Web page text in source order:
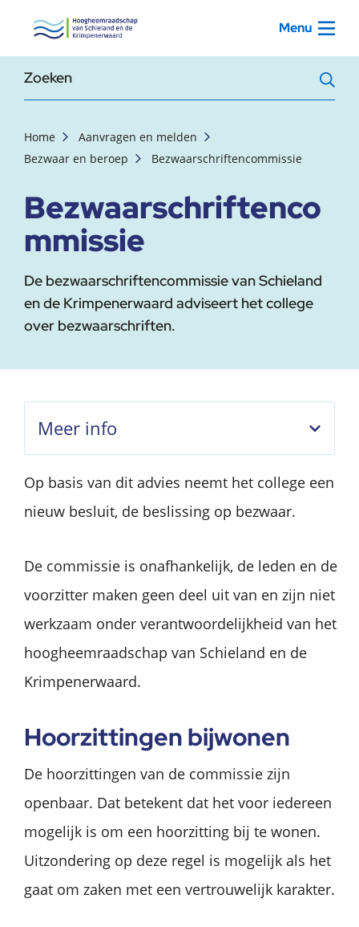
, startpagina Menu
Zoekterm
Home
Aanvragen en melden
Bezwaar en beroep
Bezwaarschriftencommissie
Bezwaarschriftenco
mmissie
De bezwaarschriftencommissie van Schieland
en de Krimpenerwaard adviseert het college
over bezwaarschriften.
Meer info
Op basis van dit advies neemt het college een
nieuw besluit, de beslissing op bezwaar.
De commissie is onafhankelijk, de leden en de
voorzitter maken geen deel uit van en zijn niet
werkzaam onder verantwoordelijkheid van het
hoogheemraadschap van Schieland en de
Krimpenerwaard.
Hoorzittingen bijwonen
De hoorzittingen van de commissie zijn
openbaar. Dat betekent dat het voor iedereen
mogelijk is om een hoorzitting bij te wonen.
Uitzondering op deze regel is mogelijk als het
gaat om zaken met een vertrouwelijk karakter.